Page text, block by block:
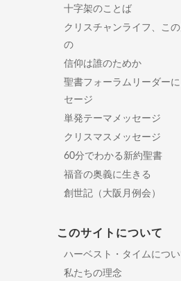
十字架のことば
クリスチャンライフ、こ
の
信仰は誰のためか
聖書フォーラムリーダー
セージ
単発テーマメッセージ
クリスマスメッセージ
60分でわかる新約聖書
福音の奥義に生きる
創世記（大阪月例会）
このサイトについて
ハーベスト・タイムについ
私たちの理念